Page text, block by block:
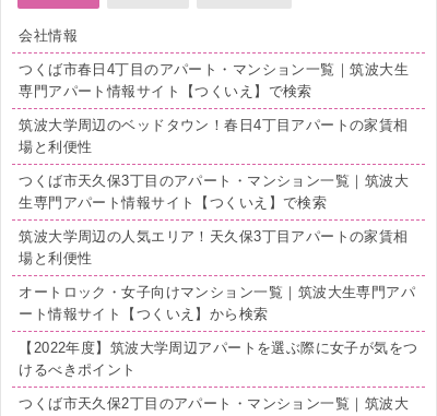
会社情報
つくば市春日4丁目のアパート・マンション一覧｜筑波大生
専門アパート情報サイト【つくいえ】で検索
筑波大学周辺のベッドタウン！春日4丁目アパートの家賃相
場と利便性
つくば市天久保3丁目のアパート・マンション一覧｜筑波大
生専門アパート情報サイト【つくいえ】で検索
筑波大学周辺の人気エリア！天久保3丁目アパートの家賃相
場と利便性
オートロック・女子向けマンション一覧｜筑波大生専門アパ
ート情報サイト【つくいえ】から検索
【2022年度】筑波大学周辺アパートを選ぶ際に女子が気をつ
けるべきポイント
つくば市天久保2丁目のアパート・マンション一覧｜筑波大